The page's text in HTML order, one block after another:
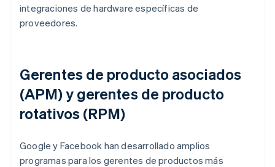
integraciones de hardware específicas de
proveedores.
Gerentes de producto asociados
(APM) y gerentes de producto
rotativos (RPM)
Google y Facebook han desarrollado amplios
programas para los gerentes de productos más